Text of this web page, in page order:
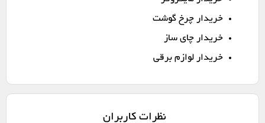
خریدار چرخ گوشت
خریدار چای ساز
خریدار لوازم برقی
نظرات کاربران